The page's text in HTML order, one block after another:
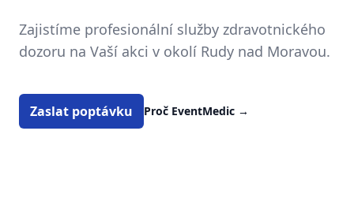
Zajistíme profesionální služby zdravotnického
dozoru na Vaší akci v okolí Rudy nad Moravou.
Zaslat poptávku Proč EventMedic →